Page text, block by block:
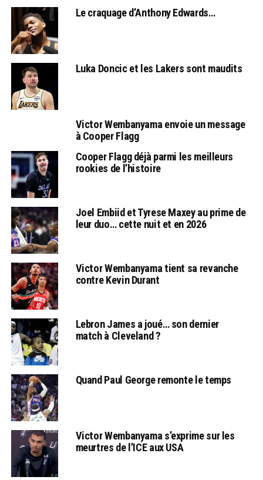
Le craquage d’Anthony Edwards…
Luka Doncic et les Lakers sont maudits
Victor Wembanyama envoie un message
à Cooper Flagg
Cooper Flagg déjà parmi les meilleurs
rookies de l’histoire
Joel Embiid et Tyrese Maxey au prime de
leur duo… cette nuit et en 2026
Victor Wembanyama tient sa revanche
contre Kevin Durant
Lebron James a joué… son dernier
match à Cleveland ?
Quand Paul George remonte le temps
Victor Wembanyama s’exprime sur les
meurtres de l’ICE aux USA